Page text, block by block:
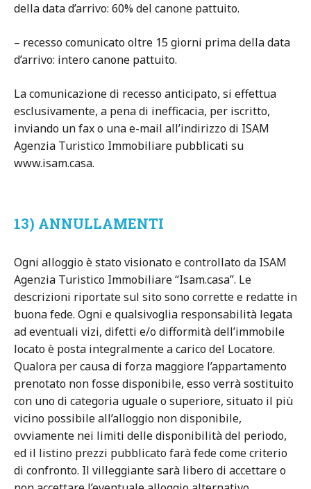
della data d’arrivo: 60% del canone pattuito.
– recesso comunicato oltre 15 giorni prima della data
d’arrivo: intero canone pattuito.
La comunicazione di recesso anticipato, si effettua
esclusivamente, a pena di inefficacia, per iscritto,
inviando un fax o una e-mail all’indirizzo di ISAM
Agenzia Turistico Immobiliare pubblicati su
www.isam.casa.
13) ANNULLAMENTI
Ogni alloggio è stato visionato e controllato da ISAM
Agenzia Turistico Immobiliare “Isam.casa”. Le
descrizioni riportate sul sito sono corrette e redatte in
buona fede. Ogni e qualsivoglia responsabilità legata
ad eventuali vizi, difetti e/o difformità dell’immobile
locato è posta integralmente a carico del Locatore.
Qualora per causa di forza maggiore l’appartamento
prenotato non fosse disponibile, esso verrà sostituito
con uno di categoria uguale o superiore, situato il più
vicino possibile all’alloggio non disponibile,
ovviamente nei limiti delle disponibilità del periodo,
ed il listino prezzi pubblicato farà fede come criterio
di confronto. Il villeggiante sarà libero di accettare o